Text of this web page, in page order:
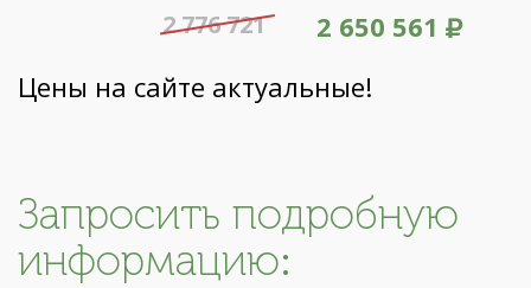
2 650 561
2 776 721
Цены на сайте актуальные!
Запросить подробную
информацию: